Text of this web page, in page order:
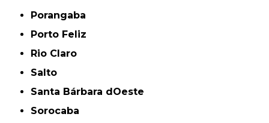
Porangaba
Porto Feliz
Rio Claro
Salto
Santa Bárbara dOeste
Sorocaba